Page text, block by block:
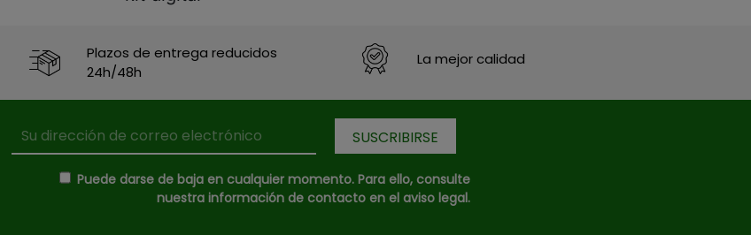
Plazos de entrega reducidos
24h/48h
La mejor calidad
Puede darse de baja en cualquier momento. Para ello, consulte
nuestra información de contacto en el aviso legal.